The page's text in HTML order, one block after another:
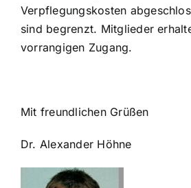
Verpflegungskosten
sind begrenzt. Mitglieder
vorrangigen Zugang.
Mit freundlichen Grüßen
Dr. Alexander Höhne